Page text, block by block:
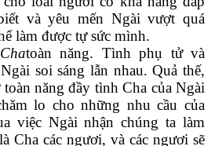
và yêu mến Ngài vượt quá
làm được tự sức mình.
Chatoàn năng. Tình phụ tử và
soi sáng lẫn nhau. Quả thế,
năng đầy tình Cha của Ngài
lo cho những nhu cầu của
việc Ngài nhận chúng ta làm
Cha các ngươi, và các ngươi sẽ